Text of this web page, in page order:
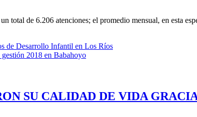
total de 6.206 atenciones; el promedio mensual, en esta
de Desarrollo Infantil en Los Ríos
2018 en Babahoyo
SU CALIDAD DE VIDA